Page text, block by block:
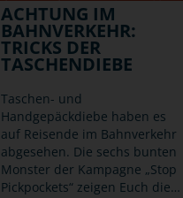
ACHTUNG IM
BAHNVERKEHR:
TRICKS DER
TASCHENDIEBE
Taschen- und
Handgepäckdiebe haben es
auf Reisende im Bahnverkehr
abgesehen. Die sechs bunten
Monster der Kampagne „Stop
Pickpockets“ zeigen Euch die…